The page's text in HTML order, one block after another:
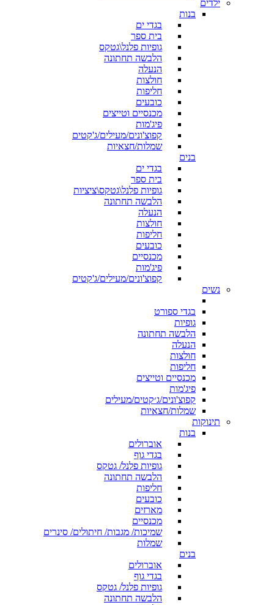
ילדים
בנות
בגדי ים
בית ספר
גופיות פלנל\גטקס
הלבשה תחתונה
הנעלה
חולצות
חליפות
כובעים
מכנסיים וטייצים
פיג'מות
קפוצ'ונים/מעילים/ג'קטים
שמלות/חצאיות
בנים
בגדי ים
בית ספר
גופיות פלנל\גטקס\ציציות
הלבשה תחתונה
הנעלה
חולצות
חליפות
כובעים
מכנסיים
פיג'מות
קפוצ'ונים/מעילים/ג'קטים
נשים
בגדי ספורט
גופיות
הלבשה תחתונה
הנעלה
חולצות
חליפות
מכנסיים וטייצים
פיג'מות
קפוצ'ונים/ג׳קטים/מעילים
שמלות/חצאיות
תינוקות
בנות
אוברולים
בגדי גוף
גופיות פלנל/ גטקס
הלבשה תחתונה
חליפות
כובעים
מארזים
מכנסיים
שמיכות/ מגבות/ חיתולים/ סינרים
שמלות
בנים
אוברולים
בגדי גוף
גופיות פלנל/ גטקס
הלבשה תחתונה